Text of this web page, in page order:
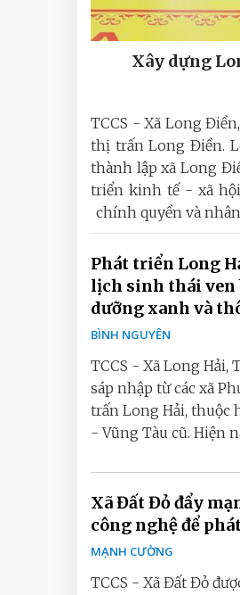
Xây dựng
TCCS - Xã Long
thị trấn Long Điền.
thành lập xã Long
triển kinh tế - xã hội
chính quyền và
Phát triển Long
lịch sinh thái ven
dưỡng xanh và
BÌNH NGUYÊN
TCCS - Xã Long Hải,
sáp nhập từ các xã
trấn Long Hải, thuộc
- Vũng Tàu cũ. Hiện
Xã Đất Đỏ đẩy
công nghệ để
MẠNH CƯỜNG
TCCS - Xã Đất Đỏ